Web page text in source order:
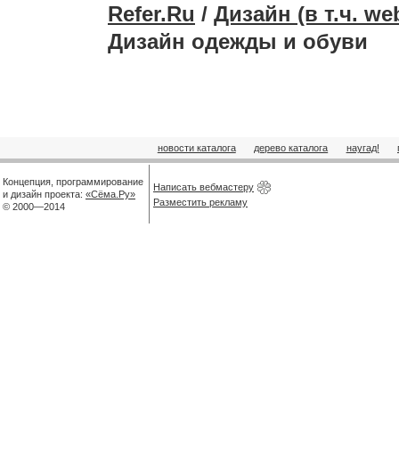
Refer.Ru / Дизайн (в т.ч.
Дизайн одежды и обуви
новости каталога дерево каталога наугад!
Концепция, программирование
и дизайн проекта: «Сёма.Ру»
© 2000—2014
Написать вебмастеру
Разместить рекламу